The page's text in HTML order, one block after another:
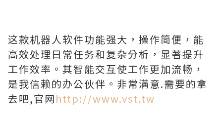
这款机器人软件功能强大，操作简便，能
高效处理日常任务和复杂分析，显著提升
工作效率。其智能交互使工作更加流畅，
是我信赖的办公伙伴。非常满意.需要的拿
去吧,官网http://www.vst.tw